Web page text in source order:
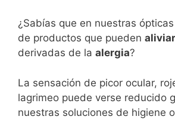
¿Sabías que en nuestras
de productos que pueden aliviar
derivadas de la alergia?
La sensación de picor ocular,
lagrimeo puede verse reducido
nuestras soluciones de higiene